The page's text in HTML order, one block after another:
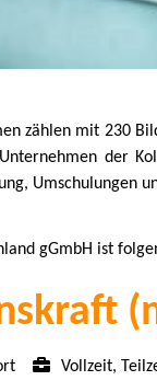
gGmbH ist
Vollzeit,
zählen mit 230
der
Umschulungen